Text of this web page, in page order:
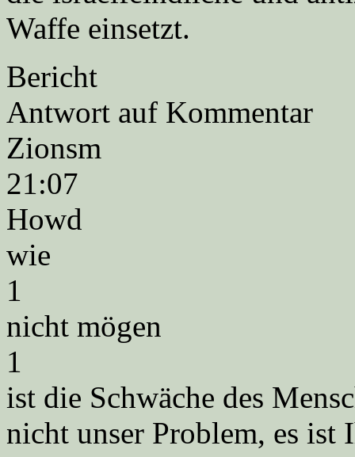
Waffe einsetzt.
Bericht
Antwort auf Kommentar
Zionsm
21:07
Howd
wie
1
nicht mögen
1
ist die Schwäche des
nicht unser Problem, es ist